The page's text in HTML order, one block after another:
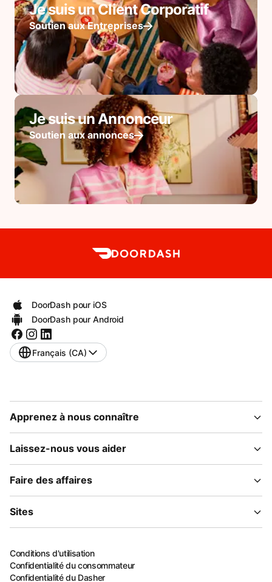
Je suis un Client Corporatif
Soutien aux Entreprises
Je suis un Annonceur
Soutien aux annonces
DoorDash pour iOS
DoorDash pour Android
Français (CA)
Apprenez à nous connaître
Laissez-nous vous aider
Faire des affaires
Sites
Conditions d'utilisation
Confidentialité du consommateur
Confidentialité du Dasher